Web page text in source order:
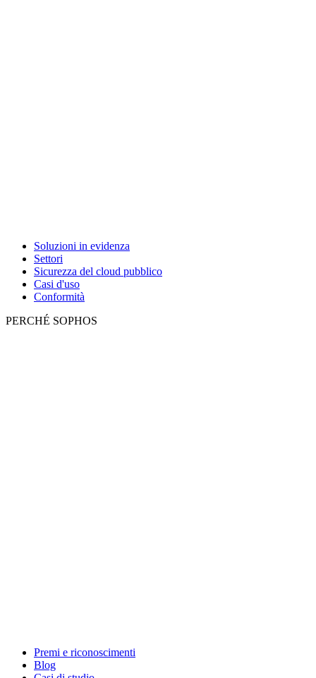
Soluzioni in evidenza
Settori
Sicurezza del cloud pubblico
Casi d'uso
Conformità
PERCHÉ SOPHOS
Premi e riconoscimenti
Blog